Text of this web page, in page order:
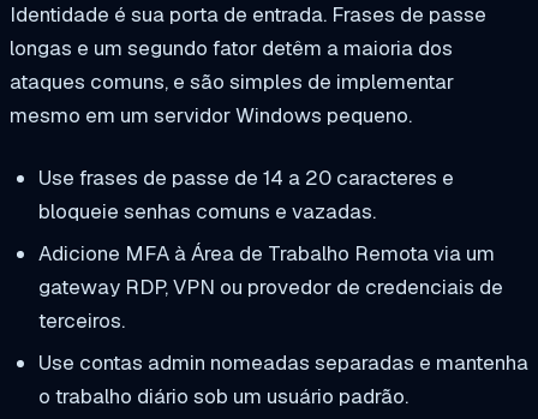
Identidade é sua porta de entrada. Frases de passe
longas e um segundo fator detêm a maioria dos
ataques comuns, e são simples de implementar
mesmo em um servidor Windows pequeno.
Use frases de passe de 14 a 20 caracteres e
bloqueie senhas comuns e vazadas.
Adicione MFA à Área de Trabalho Remota via um
gateway RDP, VPN ou provedor de credenciais de
terceiros.
Use contas admin nomeadas separadas e mantenha
o trabalho diário sob um usuário padrão.